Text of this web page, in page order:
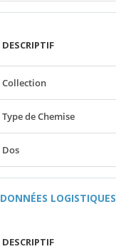
DESCRIPTIF
Collection
Type de Chemise
Dos
DONNÉES LOGISTIQUES
DESCRIPTIF